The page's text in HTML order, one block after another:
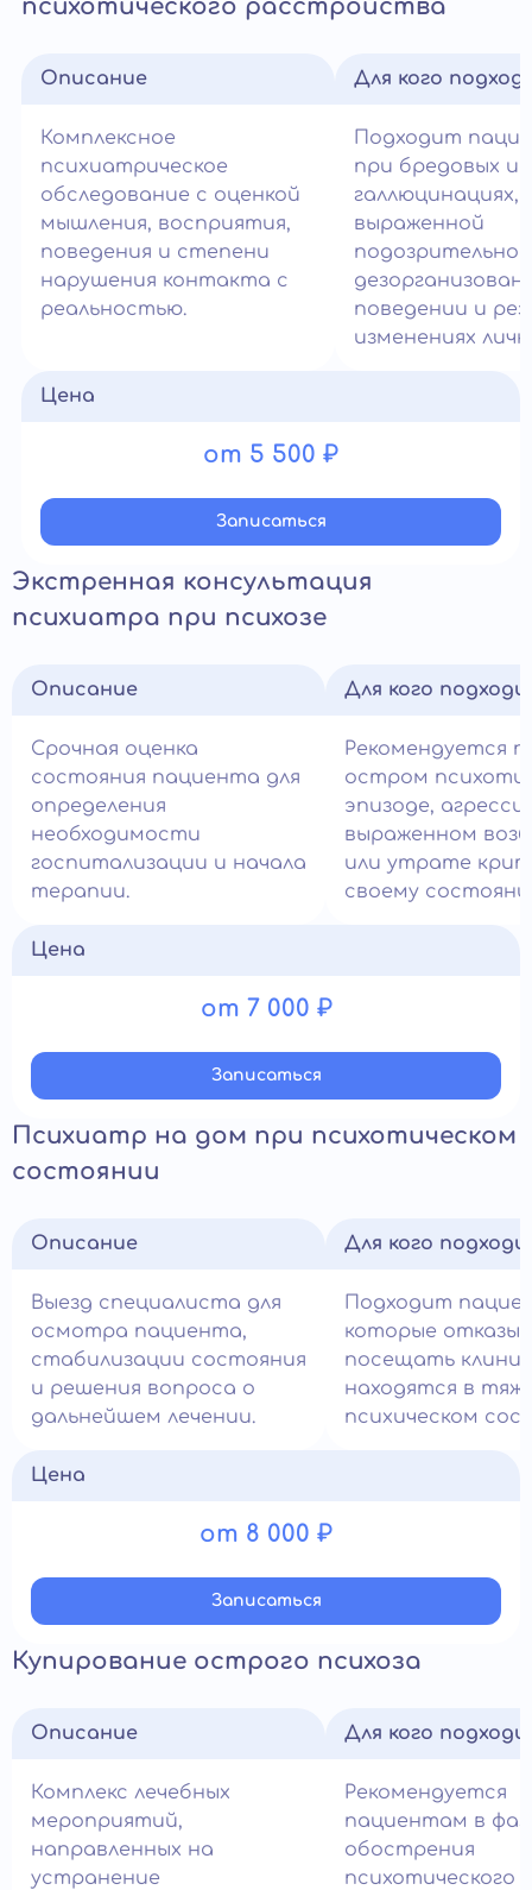
психотического расстройства
Описание
Комплексное
психиатрическое
обследование с оценкой
мышления, восприятия,
поведения и степени
нарушения контакта с
реальностью.
Для кого
Подходит
при бредовых
галлюцинациях,
выраженной
поведении и
изменениях
Цена
от 5 500 ₽
Записатьcя
Экстренная консультация
психиатра при психозе
Описание
Срочная оценка
состояния пациента для
определения
необходимости
госпитализации и начала
терапии.
Для кого
Рекомендуется
остром
эпизоде,
выраженном
или утрате
своему
Цена
от 7 000 ₽
Записатьcя
Психиатр на дом при психотическом
состоянии
Описание
Выезд специалиста для
осмотра пациента,
стабилизации состояния
и решения вопроса о
дальнейшем лечении.
Для кого
Подходит
которые
посещать
находятся в
психическом
Цена
от 8 000 ₽
Записатьcя
Купирование острого психоза
Описание
Комплекс лечебных
мероприятий,
направленных на
устранение
Для кого
Рекомендуется
пациентам в
обострения
психотического